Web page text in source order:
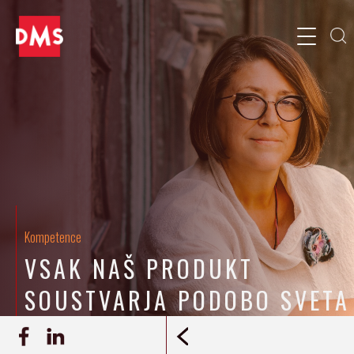
Kompetence
VSAK NAŠ PRODUKT
SOUSTVARJA PODOBO SVETA